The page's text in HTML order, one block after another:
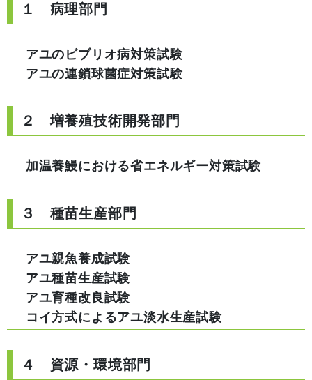
１ 病理部門
アユのビブリオ病対策試験
アユの連鎖球菌症対策試験
２ 増養殖技術開発部門
加温養鰻における省エネルギー対策試験
３ 種苗生産部門
アユ親魚養成試験
アユ種苗生産試験
アユ育種改良試験
コイ方式によるアユ淡水生産試験
４ 資源・環境部門